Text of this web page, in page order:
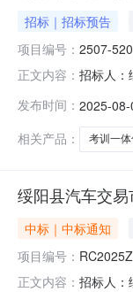
招标｜招标预告
项目编号： 2507-
正文内容： 招标人：
发布时间： 2025-
相关产品：
考训一
绥阳县汽车交
中标｜中标通知
项目编号：
正文内容： 招标人：